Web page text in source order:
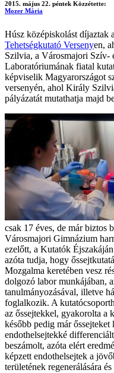
2015. május 22. péntek Közzétette:
Mozer Mária
Húsz középiskolást díjaztak
Tehetségkutató Versenyen,
Szilvia, a Városmajori Szív-
Laboratóriumának fiatal
képviselik Magyarországot
versenyén, ahol Király
pályázatát mutathatja majd
csak 17 éves, de már biztos
Városmajori Gimnázium
ezelőtt, a Kutatók
azóta tudja, hogy
Mozgalma keretében vesz
dolgozó labor munkájában,
tanulmányozásával, illetve
foglalkozik. A
az őssejtekkel, gyakorolta a
később pedig már
endothelsejtekké
beszámolt, azóta elért
képzett endothelsejtek a
területének regenerálására